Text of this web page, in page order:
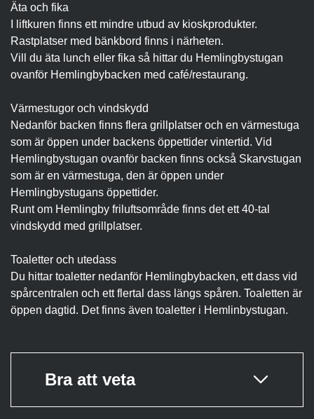
Äta och fika
I liftkuren finns ett mindre utbud av kioskprodukter.
Rastplatser med bänkbord finns i närheten.
Vill du äta lunch eller fika så hittar du Hemlingbystugan
ovanför Hemlingbybacken med café/restaurang.
Värmestugor och vindskydd
Nedanför backen finns flera grillplatser och en värmestuga
som är öppen under backens öppettider vintertid. Vid
Hemlingbystugan ovanför backen finns också Skarvstugan
som är en värmestuga, den är öppen under
Hemlingbystugans öppettider.
Runt om Hemlingby friluftsområde finns det ett 40-tal
vindskydd med grillplatser.
Toaletter och utedass
Du hittar toaletter nedanför Hemlingbybacken, ett dass vid
spårcentralen och ett flertal dass längs spåren. Toaletten är
öppen dagtid. Det finns även toaletter i Hemlinbystugan.
Bra att veta